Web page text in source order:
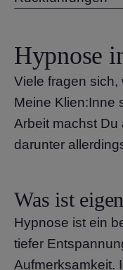
Hypnose
Viele fragen sich,
Meine Klien:Inne
Arbeit machst
darunter
Was ist
Hypnose ist ein
tiefer
Aufmerksamkeit.